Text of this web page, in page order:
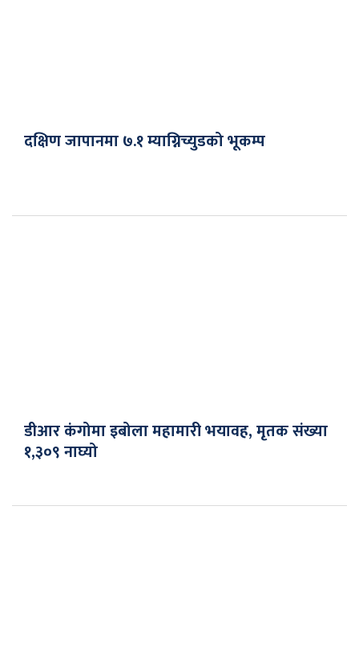
दक्षिण जापानमा ७.१ म्याग्निच्युडको भूकम्प
डीआर कंगोमा इबोला महामारी भयावह, मृतक संख्या
१,३०९ नाघ्यो